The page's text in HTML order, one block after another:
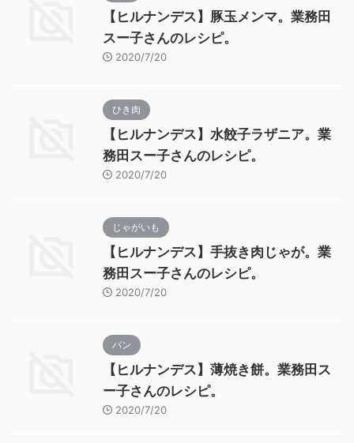
【ヒルナンデス】豚玉メンマ。業務田
スー子さんのレシピ。
2020/7/20
ひき肉
【ヒルナンデス】水餃子ラザニア。業
務田スー子さんのレシピ。
2020/7/20
じゃがいも
【ヒルナンデス】手抜き肉じゃが。業
務田スー子さんのレシピ。
2020/7/20
パン
【ヒルナンデス】薄焼き餅。業務田ス
ー子さんのレシピ。
2020/7/20